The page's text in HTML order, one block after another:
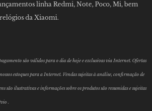
linha Redmi, Note, Poco, Mi, bem
da Xiaomi.
pagamento são válidos para o dia de hoje e exclusivas via Internet. Ofertas
estoques para a Internet. Vendas sujeitas à análise, confirmação de
são ilustrativas e informações sobre os produtos são resumidas e sujeitas
.